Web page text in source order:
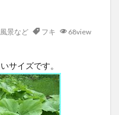
景など フキ 68view
サイズです。